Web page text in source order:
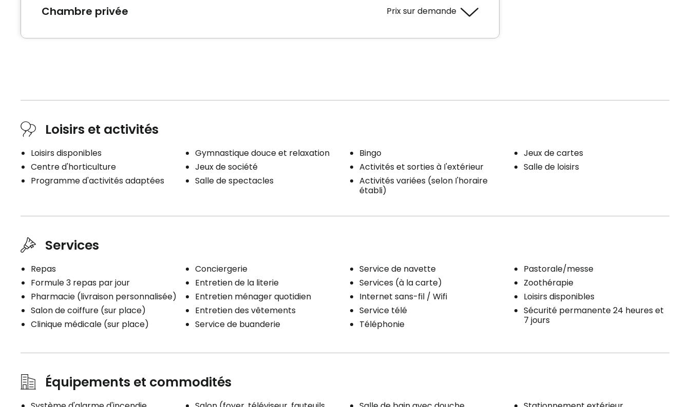
Chambre privée Prix sur demande
Informations générales
Les chambres privées sont d’une superficie de 19,5 m2 (211 pi2). Toutes les chambres sont munies d’une
toilette privée avec lavabo, d’une superficie 5,30 m2 (57 pi2).
Armoire de rangement
Meuble de télévision
Stores
Système d'interphone
Loisirs et activités
Loisirs disponibles
Centre d'horticulture
Programme d'activités adaptées
Gymnastique douce et relaxation
Jeux de société
Salle de spectacles
Bingo
Activités et sorties à I'extérieur
Activités variées (selon I'horaire
établi)
Jeux de cartes
Salle de loisirs
Services
Repas
Formule 3 repas par jour
Pharmacie (livraison personnalisée)
Salon de coiffure (sur place)
Clinique médicale (sur place)
Conciergerie
Entretien de la literie
Entretien ménager quotidien
Entretien des vêtements
Service de buanderie
Service de navette
Services (à la carte)
Internet sans-fil / Wifi
Service télé
Téléphonie
Pastorale/messe
Zoothérapie
Loisirs disponibles
Sécurité permanente 24 heures et
7 jours
Équipements et commodités